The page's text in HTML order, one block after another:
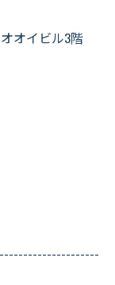
オイビル3階